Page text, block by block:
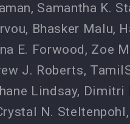
, Samantha K.
, Bhasker Malu,
E. Forwood, Zoe
J. Roberts,
Lindsay, Dimitri
N. Steltenpohl,